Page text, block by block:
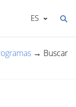
ES
→ Buscar